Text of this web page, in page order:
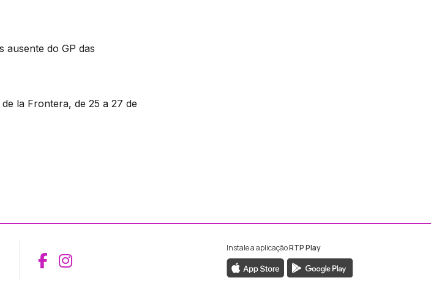
ausente do GP das
la Frontera, de 25 a 27 de
Aceder ao Facebook da RTP Madeira
Aceder ao Instagram da RTP Madeira
Instale a aplicaçãoRTP Play